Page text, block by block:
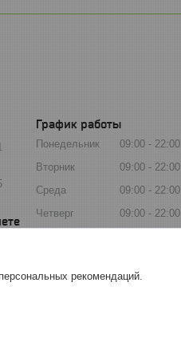
График работы
Понедельник 09:00
22:00
Вторник
09:00
22:00
Среда
09:00
22:00
Четверг
09:00
22:00
Воскресенье
09:00
рекомендаций.